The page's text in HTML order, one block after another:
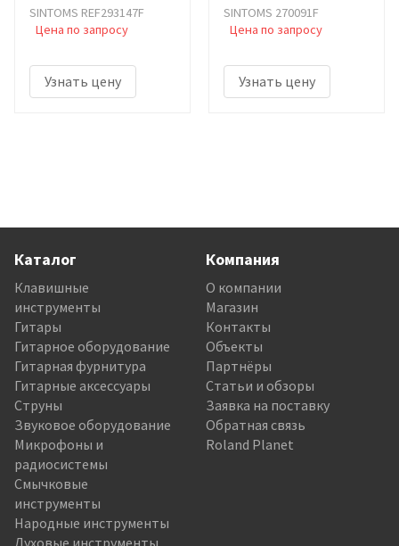
SINTOMS REF293147F
Цена по запросу
Узнать цену
SINTOMS 270091F
Цена по запросу
Узнать цену
Каталог
Клавишные
инструменты
Гитары
Гитарное оборудование
Гитарная фурнитура
Гитарные аксессуары
Струны
Звуковое оборудование
Микрофоны и
радиосистемы
Смычковые
инструменты
Народные инструменты
Духовые инструменты
Компания
О компании
Магазин
Контакты
Объекты
Партнёры
Статьи и обзоры
Заявка на поставку
Обратная связь
Roland Planet